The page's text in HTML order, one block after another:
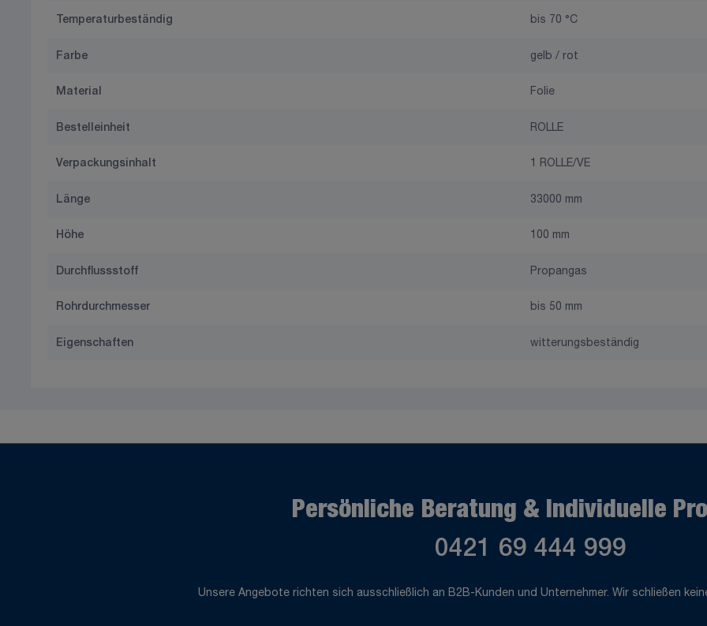
Temperaturbeständig bis 70 °C
Farbe gelb / rot
Material Folie
Bestelleinheit ROLLE
Verpackungsinhalt 1 ROLLE/VE
Länge 33000 mm
Höhe 100 mm
Durchflussstoff Propangas
Rohrdurchmesser bis 50 mm
Eigenschaften witterungsbeständig
Persönliche Beratung & Individuelle
0421 69 444 999
Unsere Angebote richten sich ausschließlich an B2B-Kunden und Unternehmer. Wir schließen